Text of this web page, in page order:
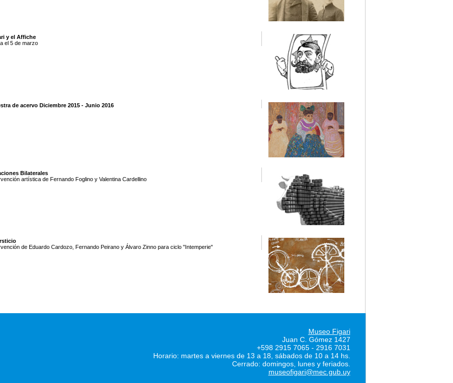
y el Affiche
el 5 de marzo
de acervo Diciembre 2015 - Junio 2016
Bilaterales
artística de Fernando Foglino y Valentina Cardellino
de Eduardo Cardozo, Fernando Peirano y Álvaro Zinno para ciclo "Intemperie"
Museo Figari
Juan C. Gómez 1427
+598 2915 7065 - 2916 7031
Horario: martes a viernes de 13 a 18, sábados de 10 a 14 hs.
Cerrado: domingos, lunes y feriados.
museofigari@mec.gub.uy